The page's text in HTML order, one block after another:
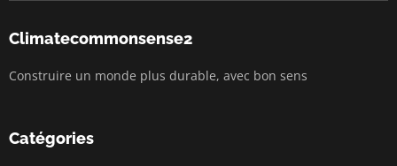
Climatecommonsense2
Construire un monde plus durable, avec bon sens
Catégories